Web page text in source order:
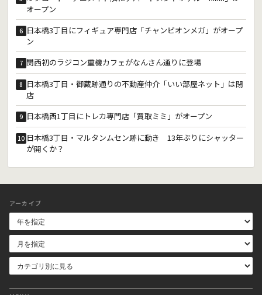
オープン
6 日本橋3丁目にフィギュア専門店「チャンピオンメガ」がオープ
ン
7 関西初のラジコン重機カフェがなんさん通りに登場
8 日本橋3丁目・御蔵跡通りの不動産仲介「いい部屋ネット」は閉
店
9 日本橋西1丁目にトレカ専門店「買取ミミ」がオープン
10 日本橋3丁目・マルタンムセン跡に動き 13年ぶりにシャッター
が開くか？
アーカイブ